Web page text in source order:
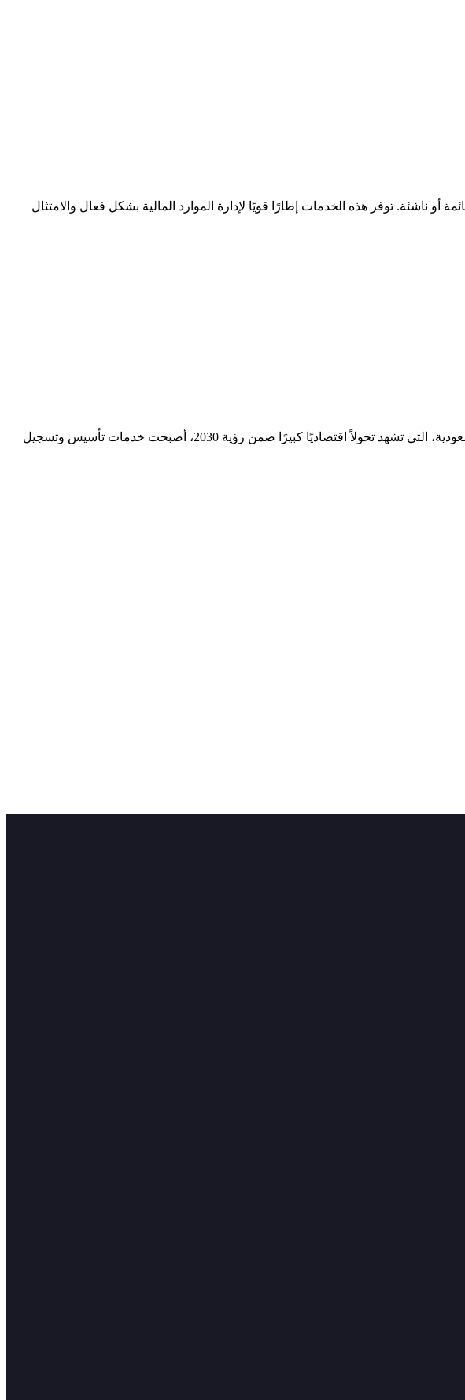
ناشئة. توفر هذه الخدمات إطارًا قويًا لإدارة الموارد المالية بشكل فعال والامتثال
تأسيس وتسجيل الشركات يُعد الخطوة الأولى نحو دخول عالم الأعمال بشكل قانوني ومنظم. في المملكة العربية السعودية، التي تشهد تحولاً اقتصاديًا كبيرًا ضمن رؤية 2030، أصبحت خدمات تأسيس وتسجيل